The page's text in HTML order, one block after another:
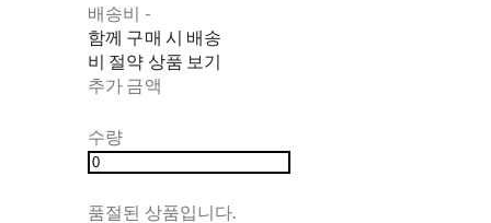
배송비 -
함께 구매 시 배송
비 절약 상품 보기
추가 금액
수량
품절된 상품입니다.